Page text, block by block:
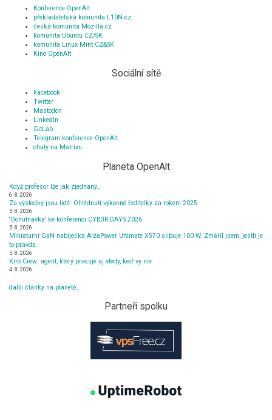
Konference OpenAlt
překladatelská komunita L10N.cz
česká komunita Mozilla.cz
komunita Ubuntu CZ/SK
komunita Linux Mint CZ&SK
Kino OpenAlt
Sociální sítě
Facebook
Twitter
Mastodon
LinkedIn
GitLab
Telegram konference OpenAlt
chaty na Matrixu
Planeta OpenAlt
Když profesor lže jak zjednaný…
6. 8. 2026
Za výsledky jsou lidé: Ohlédnutí výkonné ředitelky za rokem 2025
5. 8. 2026
'Ochutnávka' ke konferenci CYB3R DAYS 2026
5. 8. 2026
Miniaturní GaN nabíječka AlzaPower Ultimate X570 slibuje 100 W. Změřil jsem, jestli je
to pravda.
5. 8. 2026
Kiro Crew: agent, ktorý pracuje aj vtedy, keď vy nie
4. 8. 2026
další články na planetě…
Partneři spolku